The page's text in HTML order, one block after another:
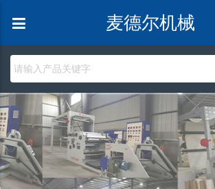
麦德尔机械